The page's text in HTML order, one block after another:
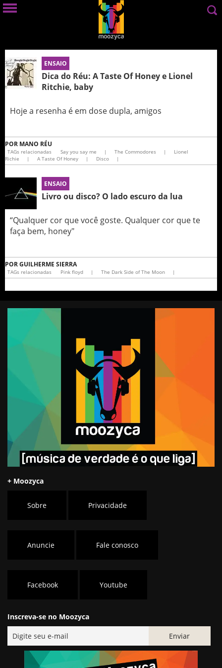
ENSAIO
Dica do Réu: A Taste Of Honey e Lionel
Ritchie, baby
Hoje a resenha é em dose dupla, amigos
POR MANO RÉU
TAGs relacionadas Say you say me | The Commodores |
Lionel
Richie
| A Taste Of Honey | Disco |
ENSAIO
Livro ou disco? O lado escuro da lua
“Qualquer cor que você goste. Qualquer cor que te
faça bem, honey"
PORGUILHERME SIERRA
TAGs relacionadas Pink floyd | The Dark Side of The Moon |
+ Moozyca
Sobre Privacidade
Anuncie Fale conosco
Facebook Youtube
Inscreva-se no Moozyca